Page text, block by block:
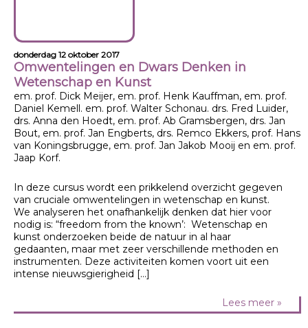
donderdag 12 oktober 2017
Omwentelingen en Dwars Denken in
Wetenschap en Kunst
em. prof. Dick Meijer, em. prof. Henk Kauffman, em. prof.
Daniel Kemell. em. prof. Walter Schonau. drs. Fred Luider,
drs. Anna den Hoedt, em. prof. Ab Gramsbergen, drs. Jan
Bout, em. prof. Jan Engberts, drs. Remco Ekkers, prof. Hans
van Koningsbrugge, em. prof. Jan Jakob Mooij en em. prof.
Jaap Korf.
In deze cursus wordt een prikkelend overzicht gegeven
van cruciale omwentelingen in wetenschap en kunst.
We analyseren het onafhankelijk denken dat hier voor
nodig is: “freedom from the known’: Wetenschap en
kunst onderzoeken beide de natuur in al haar
gedaanten, maar met zeer verschillende methoden en
instrumenten. Deze activiteiten komen voort uit een
intense nieuwsgierigheid […]
Lees meer »